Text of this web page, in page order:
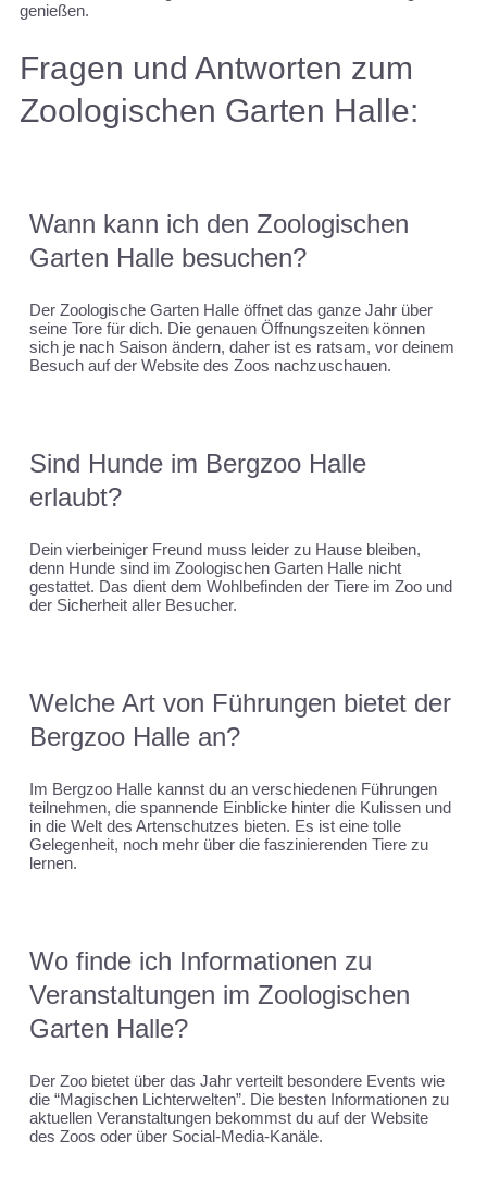
genießen.
Fragen und Antworten zum
Zoologischen Garten Halle:
Wann kann ich den Zoologischen
Garten Halle besuchen?
Der Zoologische Garten Halle öffnet das ganze Jahr über
seine Tore für dich. Die genauen Öffnungszeiten können
sich je nach Saison ändern, daher ist es ratsam, vor deinem
Besuch auf der Website des Zoos nachzuschauen.
Sind Hunde im Bergzoo Halle
erlaubt?
Dein vierbeiniger Freund muss leider zu Hause bleiben,
denn Hunde sind im Zoologischen Garten Halle nicht
gestattet. Das dient dem Wohlbefinden der Tiere im Zoo und
der Sicherheit aller Besucher.
Welche Art von Führungen bietet der
Bergzoo Halle an?
Im Bergzoo Halle kannst du an verschiedenen Führungen
teilnehmen, die spannende Einblicke hinter die Kulissen und
in die Welt des Artenschutzes bieten. Es ist eine tolle
Gelegenheit, noch mehr über die faszinierenden Tiere zu
lernen.
Wo finde ich Informationen zu
Veranstaltungen im Zoologischen
Garten Halle?
Der Zoo bietet über das Jahr verteilt besondere Events wie
die “Magischen Lichterwelten”. Die besten Informationen zu
aktuellen Veranstaltungen bekommst du auf der Website
des Zoos oder über Social-Media-Kanäle.